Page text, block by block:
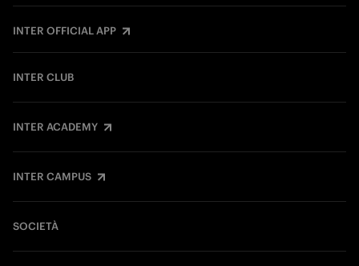
INTER OFFICIAL APP
INTER CLUB
INTER ACADEMY
INTER CAMPUS
SOCIETÀ